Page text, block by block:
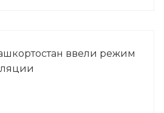
ввели режим